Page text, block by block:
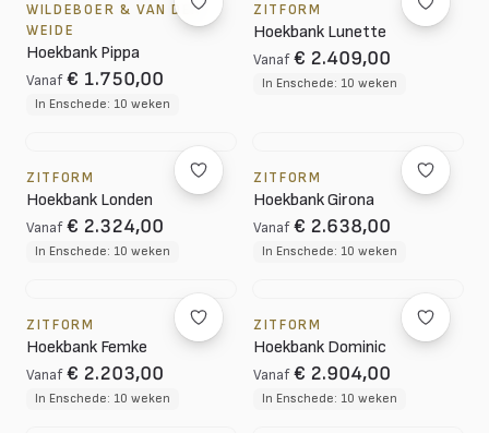
WILDEBOER & VAN DER
WEIDE
Hoekbank Pippa
Vanaf € 1.750,00
In Enschede: 10 weken
ZITFORM
Hoekbank Lunette
Vanaf € 2.409,00
In Enschede: 10 weken
ZITFORM
Hoekbank Londen
Vanaf € 2.324,00
In Enschede: 10 weken
ZITFORM
Hoekbank Girona
Vanaf € 2.638,00
In Enschede: 10 weken
ZITFORM
Hoekbank Femke
Vanaf € 2.203,00
In Enschede: 10 weken
ZITFORM
Hoekbank Dominic
Vanaf € 2.904,00
In Enschede: 10 weken